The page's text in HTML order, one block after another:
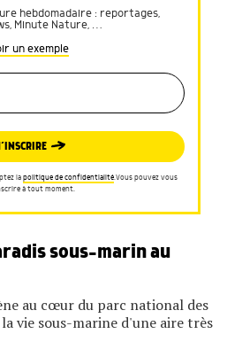
hebdomadaire : reportages,
Minute Nature, …
un exemple
la politique de confidentialité.Vous pouvez vous
à tout moment.
sous-marin au
au cœur du parc national des
vie sous-marine d'une aire très